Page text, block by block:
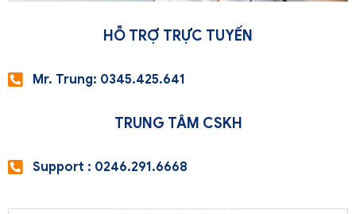
HỖ TRỢ TRỰC TUYẾN
Mr. Trung: 0345.425.641
TRUNG TÂM CSKH
Support : 0246.291.6668